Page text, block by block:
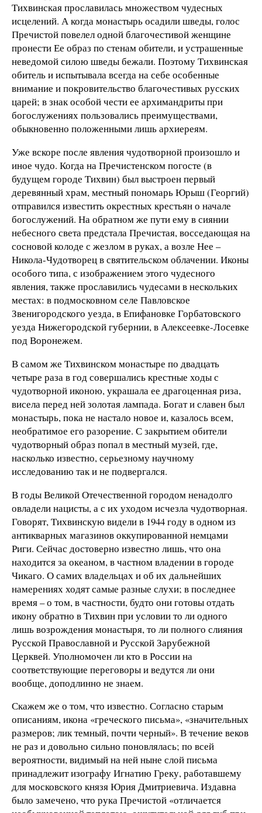
Тихвинская прославилась множеством чудесных
исцелений. А когда монастырь осадили шведы, голос
Пречистой повелел одной благочестивой женщине
пронести Ее образ по стенам обители, и устрашенные
неведомой силою шведы бежали. Поэтому Тихвинская
обитель и испытывала всегда на себе особенные
внимание и покровительство благочестивых русских
царей; в знак особой чести ее архимандриты при
богослужениях пользовались преимуществами,
обыкновенно положенными лишь архиереям.
Уже вскоре после явления чудотворной произошло и
иное чудо. Когда на Пречистенском погосте (в
будущем городе Тихвин) был выстроен первый
деревянный храм, местный пономарь Юрыш (Георгий)
отправился известить окрестных крестьян о начале
богослужений. На обратном же пути ему в сиянии
небесного света предстала Пречистая, восседающая на
сосновой колоде с жезлом в руках, а возле Нее –
Никола-Чудотворец в святительском облачении. Иконы
особого типа, с изображением этого чудесного
явления, также прославились чудесами в нескольких
местах: в подмосковном селе Павловское
Звенигородского уезда, в Епифановке Горбатовского
уезда Нижегородской губернии, в Алексеевке-Лосевке
под Воронежем.
В самом же Тихвинском монастыре по двадцать
четыре раза в год совершались крестные ходы с
чудотворной иконою, украшала ее драгоценная риза,
висела перед ней золотая лампада. Богат и славен был
монастырь, пока не настало новое и, казалось всем,
необратимое его разорение. С закрытием обители
чудотворный образ попал в местный музей, где,
насколько известно, серьезному научному
исследованию так и не подвергался.
В годы Великой Отечественной городом ненадолго
овладели нацисты, а с их уходом исчезла чудотворная.
Говорят, Тихвинскую видели в 1944 году в одном из
антикварных магазинов оккупированной немцами
Риги. Сейчас достоверно известно лишь, что она
находится за океаном, в частном владении в городе
Чикаго. О самих владельцах и об их дальнейших
намерениях ходят самые разные слухи; в последнее
время – о том, в частности, будто они готовы отдать
икону обратно в Тихвин при условии то ли одного
лишь возрождения монастыря, то ли полного слияния
Русской Православной и Русской Зарубежной
Церквей. Уполномочен ли кто в России на
соответствующие переговоры и ведутся ли они
вообще, доподлинно не знаем.
Скажем же о том, что известно. Согласно старым
описаниям, икона «греческого письма», «значительных
размеров; лик темный, почти черный». В течение веков
не раз и довольно сильно поновлялась; по всей
вероятности, видимый на ней ныне слой письма
принадлежит изографу Игнатию Греку, работавшему
для московского князя Юрия Дмитриевича. Издавна
было замечено, что рука Пречистой «отличается